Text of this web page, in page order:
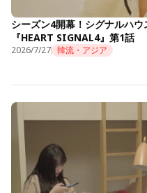
シーズン4開幕！シグナルハ
『HEART SIGNAL4』第1話
2026/7/27 韓流・アジア